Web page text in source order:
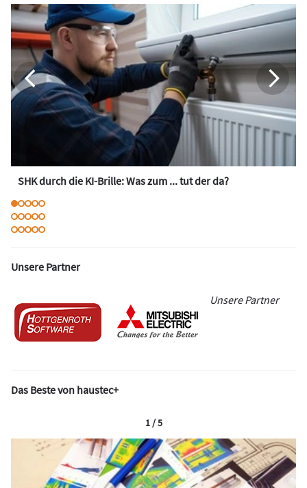
SHK durch die KI-Brille: Was zum ... tut der da?
Unsere Partner
Unsere Partner
Das Beste von haustec+
1 / 5